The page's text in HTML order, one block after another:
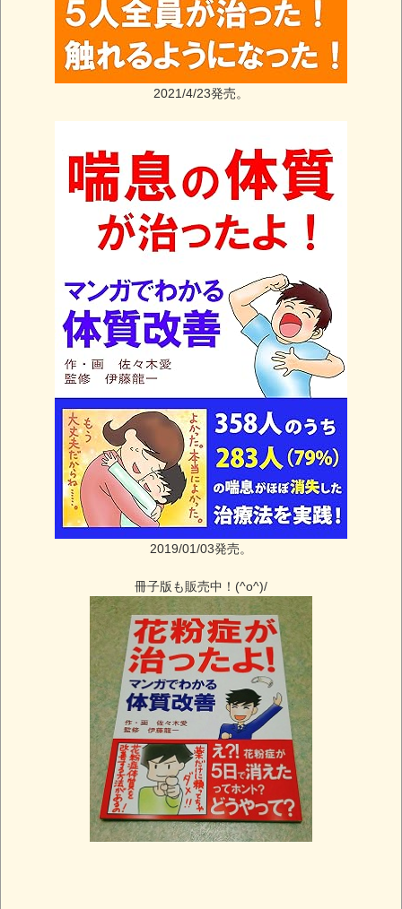
2021/4/23発売。
2019/01/03発売。
冊子版も販売中！(^o^)/